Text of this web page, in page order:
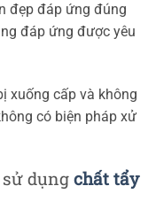
đẹp đáp ứng đúng
đáp ứng được yêu
xuống cấp và không
có biện pháp xử
sử dụng chất tẩy